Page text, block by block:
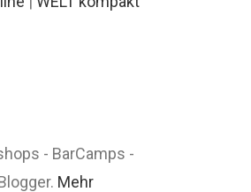
- BarCamps -
Mehr